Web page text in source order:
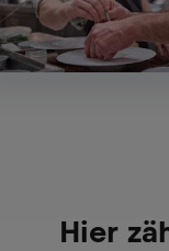
Hier